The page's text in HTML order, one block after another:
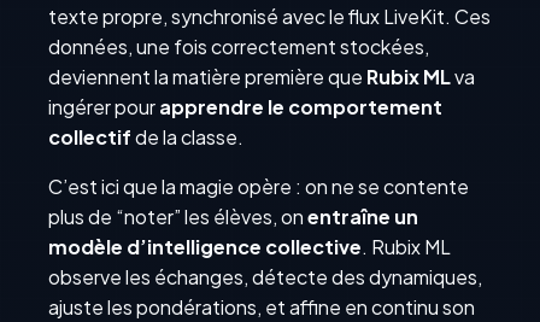
texte propre, synchronisé avec le flux LiveKit. Ces
données, une fois correctement stockées,
deviennent la matière première que Rubix MLva
ingérer pourapprendre le comportement
collectifde la classe.
C’est ici que la magie opère : on ne se contente
plus de “noter” les élèves, onentraîne un
modèle d’intelligence collective. Rubix ML
observe les échanges, détecte des dynamiques,
ajuste les pondérations, et affine en continu son